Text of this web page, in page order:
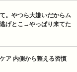
。やつら大嫌いだからム
げとこ→やっぱり来てた
ア 内側から整える習慣